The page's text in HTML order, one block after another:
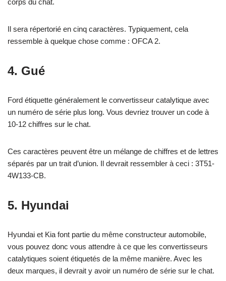
Il sera répertorié en cinq caractères. Typiquement, cela
ressemble à quelque chose comme : OFCA 2.
4. Gué
Ford étiquette généralement le convertisseur catalytique avec
un numéro de série plus long. Vous devriez trouver un code à
10-12 chiffres sur le chat.
Ces caractères peuvent être un mélange de chiffres et de lettres
séparés par un trait d’union. Il devrait ressembler à ceci : 3T51-
4W133-CB.
5. Hyundai
Hyundai et Kia font partie du même constructeur automobile,
vous pouvez donc vous attendre à ce que les convertisseurs
catalytiques soient étiquetés de la même manière. Avec les
deux marques, il devrait y avoir un numéro de série sur le chat.